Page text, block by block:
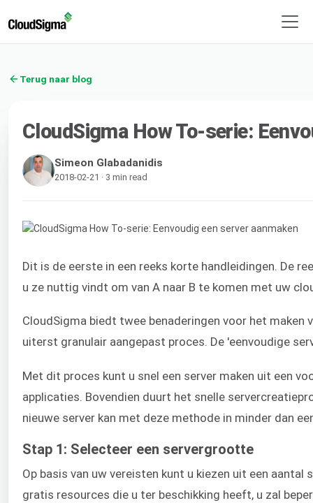
Terug naar blog
CloudSigma How To-serie:
Simeon Glabadanidis
2018-02-21 · 3 min read
Dit is de eerste in een reeks korte handleidingen. De
u ze nuttig vindt om van A naar B te komen met uw
CloudSigma biedt twee benaderingen voor het maken
uiterst granulair aangepast proces. De 'eenvoudige
Met dit proces kunt u snel een server maken uit een
applicaties. Bovendien duurt het snelle
nieuwe server kan met deze methode in minder dan
Stap 1: Selecteer een servergrootte
Op basis van uw vereisten kunt u kiezen uit een
gratis resources die u ter beschikking heeft, u zal